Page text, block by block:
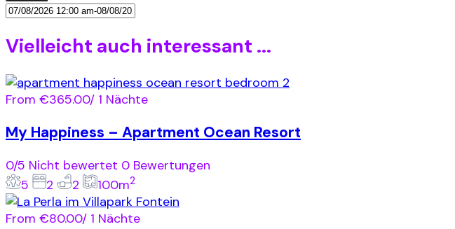
Vielleicht auch interessant ...
From €365.00/ 1 Nächte
My Happiness – Apartment Ocean Resort
0/5 Nicht bewertet 0 Bewertungen
5
2 2 100m2
From €80.00/ 1 Nächte